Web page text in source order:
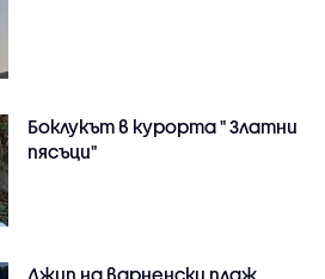
Боклукът в курорта " Златни
пясъци"
Джип на варненски плаж